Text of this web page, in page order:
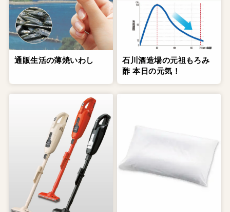
通販生活の薄焼いわし
石川酒造場の元祖もろみ
酢 本日の元気！